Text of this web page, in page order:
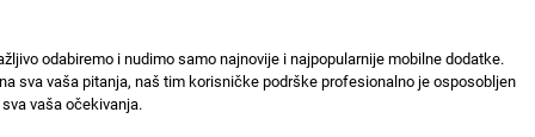
odabiremo i nudimo samo najnovije i najpopularnije mobilne dodatke.
sva vaša pitanja, naš tim korisničke podrške profesionalno je osposobljen
vaša očekivanja.